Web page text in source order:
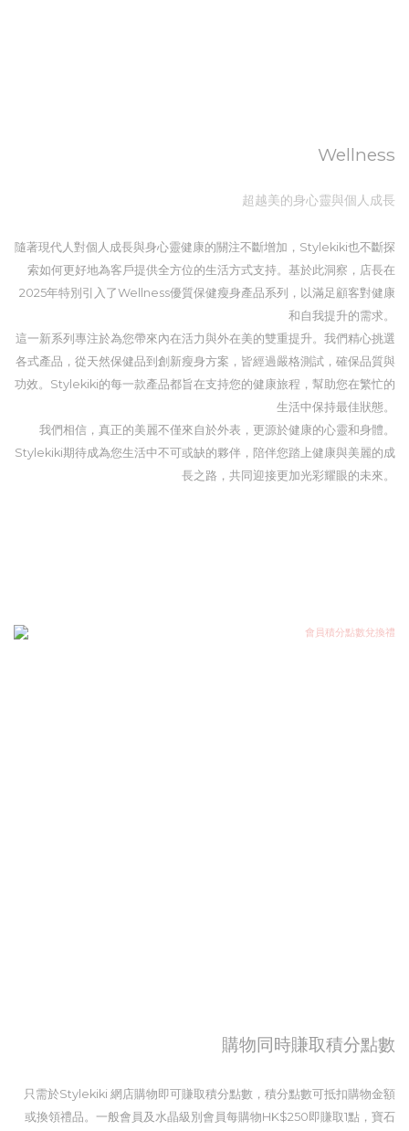
Wellness
超越美的身心靈與個人成長
隨著現代人對個人成長與身心靈健康的關注不斷增加，Stylekiki也不斷探
索如何更好地為客戶提供全方位的生活方式支持。基於此洞察，店長在
2025年特別引入了Wellness優質保健瘦身產品系列，以滿足顧客對健康
和自我提升的需求。
這一新系列專注於為您帶來內在活力與外在美的雙重提升。我們精心挑選
各式產品，從天然保健品到創新瘦身方案，皆經過嚴格測試，確保品質與
功效。Stylekiki的每一款產品都旨在支持您的健康旅程，幫助您在繁忙的
生活中保持最佳狀態。
我們相信，真正的美麗不僅來自於外表，更源於健康的心靈和身體。
Stylekiki期待成為您生活中不可或缺的夥伴，陪伴您踏上健康與美麗的成
長之路，共同迎接更加光彩耀眼的未來。
購物同時賺取積分點數
只需於Stylekiki 網店購物即可賺取積分點數，積分點數可抵扣購物金額
或換領禮品。一般會員及水晶級別會員每購物HK$250即賺取1點，寶石